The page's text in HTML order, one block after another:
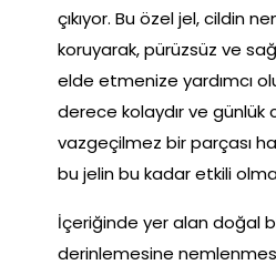
çıkıyor. Bu özel jel, cildin
koruyarak, pürüzsüz ve
elde etmenize yardımcı
derece kolaydır ve günlük
vazgeçilmez bir parçası
bu jelin bu kadar etkili
İçeriğinde yer alan doğal
derinlemesine